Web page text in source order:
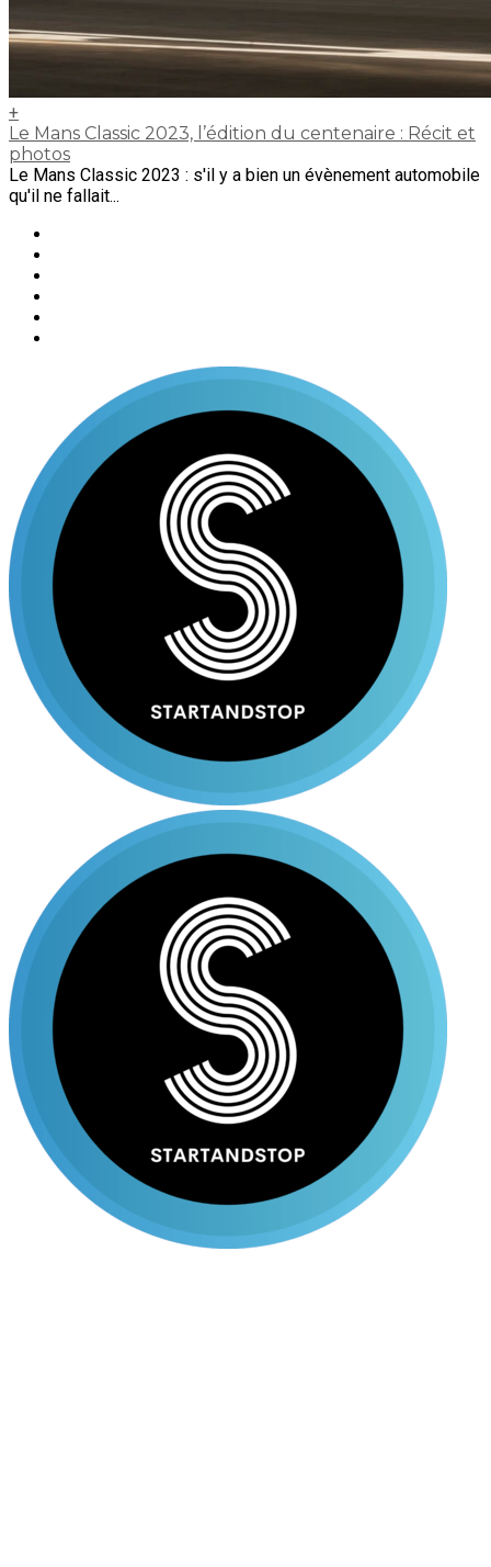
+
Le Mans Classic 2023, l’édition du centenaire : Récit et
photos
Le Mans Classic 2023 : s'il y a bien un évènement automobile
qu'il ne fallait...